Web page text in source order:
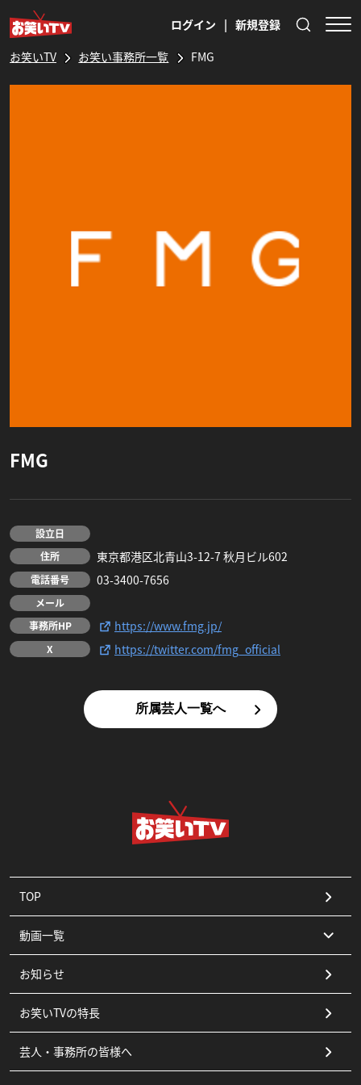
ログイン | 新規登録
お笑いTV お笑い事務所一覧 FMG
FMG
設立日
住所
東京都港区北青山3-12-7 秋月ビル602
電話番号 03-3400-7656
メール
事務所HP
https://www.fmg.jp/
X https://twitter.com/fmg_official
所属芸人一覧へ
TOP
動画一覧
コント
漫才
ピン
お知らせ
お笑いTVの特長
芸人・事務所の皆様へ